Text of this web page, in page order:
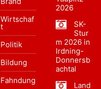
Wirtschaf
t
Politik
Bildung
Fahndung
2026
SK-
Stur
m 2026 in
Irdning-
Donnersb
achtal
Land